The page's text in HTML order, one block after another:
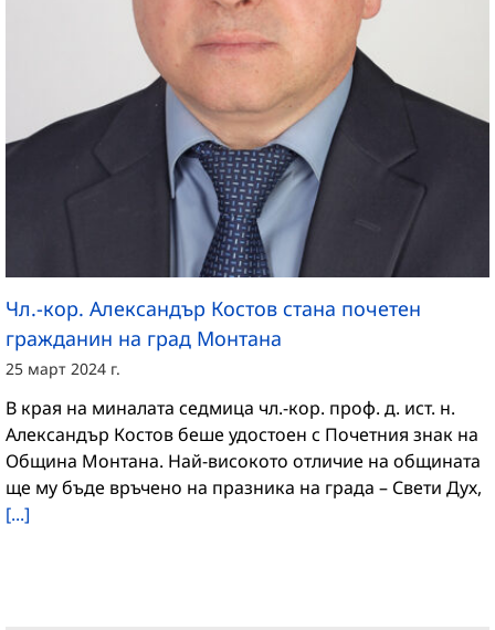
Чл.-кор. Александър Костов стана почетен
гражданин на град Монтана
25 март 2024 г.
В края на миналата седмица чл.-кор. проф. д. ист. н.
Александър Костов беше удостоен с Почетния знак на
Община Монтана. Най-високото отличие на общината
ще му бъде връчено на празника на града – Свети Дух,
[...]